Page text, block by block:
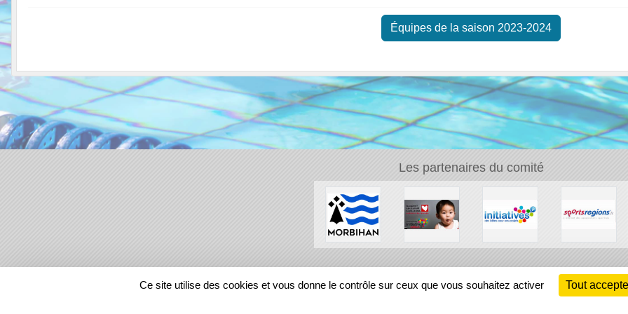
Équipes de la saison 2023-2024
Les partenaires du comité
REGIONS
Ce site utilise des cookies et vous donne le contrôle sur ceux que vous souhaitez activer Tout